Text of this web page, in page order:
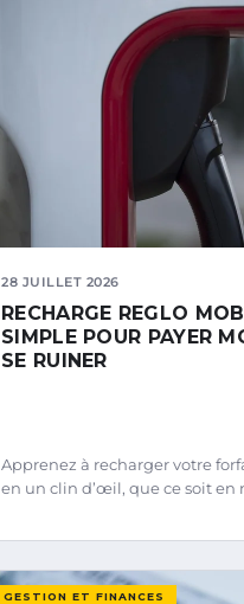
28 JUILLET 2026
RECHARGE REGLO
SIMPLE POUR PAYER
SE RUINER
Apprenez à recharger votre
en un clin d’œil, que ce soit en
GESTION ET FINANCES